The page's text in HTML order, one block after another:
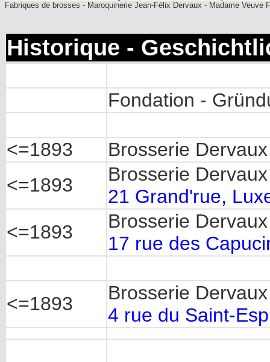
Fabriques de brosses - Maroquinerie Jean-Félix Dervaux - Madame
Historique -
Fondation -
<=1893
Brosserie
<=1893
Brosserie
21 Grand'rue,
<=1893
Brosserie
17 rue des
<=1893
Brosserie
4 rue du Saint-